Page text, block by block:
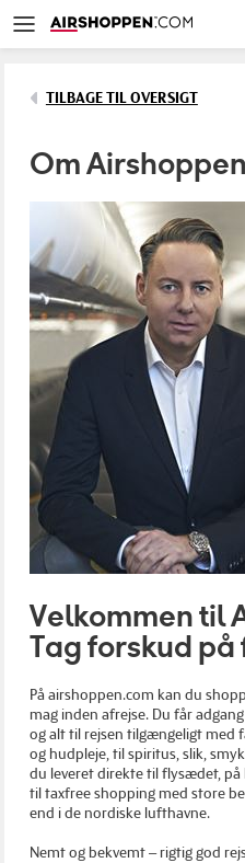
TILBAGE TIL OVERSIGT
Om Airshoppen
Velkommen til
Tag forskud
På airshoppen.com kan du
mag inden afrejse. Du får
og alt til rejsen tilgængeligt med
og hudpleje, til spiritus, slik,
du leveret direkte til flysædet,
til taxfree shopping med store
end i de nordiske lufthavne.
Nemt og bekvemt – rigtig god